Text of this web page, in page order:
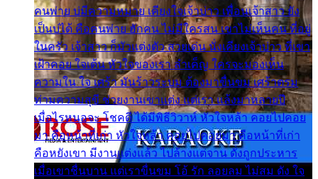
คนพ่าย บ่มีความหมาย เคียงใจเจ้าบ่าว เพื่อนเจ้าสาว ยัง
เป็นบ่ได้ คือคนพ่าย ฮักคน ไม่มีใครสน เขาไม่เห็นคน ที่อยู่
ในครัว เจ้าสาว ก็มัวแต่งตัว สวยเด่น นั่งเคียงเจ้าบ่าว ที่เขา
เฝ้าคอย ใจเต้น หัวใจของเรา ลำเค็ญ ใครจะมองเห็น
ความใน ใจ เศร้า มันร้าวระบม ต้องมาขื่นขม เศร้าตรม
ท่ามความสุขี ช่วยงานเขาแต่ง แต่เรา แล้งมาหลายปี
เมื่อไรหนอจะ โชคดี ได้มีพิธีวิวาห์ หัวใจหล้า คอยไปคอย
มา คือหน้าที่เก่า หัวใจหล้า คอยไปคอยมา คือหน้าที่เก่า
คือหยังเขา มีงานแต่งแล้ว ไปล้างแต่จาน ดั่งถูกประหาร
เมื่อเขาชื่นบาน แต่เราขื่นขม โอ้ รัก ลอยลม ไม่สม ดัง ใจ